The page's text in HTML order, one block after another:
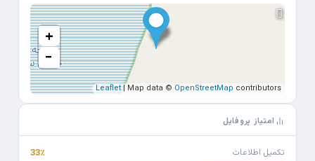
+
−
Leaflet| Map data © OpenStreetMap contributors
امتیاز پروفایل
تکمیل اطلاعات 33٪